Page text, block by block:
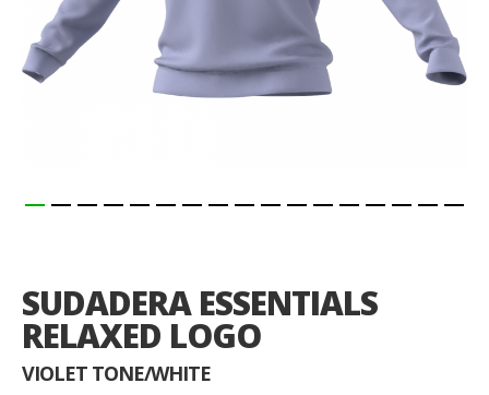
SUDADERA ESSENTIALS
RELAXED LOGO
VIOLET TONE/WHITE
de
la
galería
de
imágenes